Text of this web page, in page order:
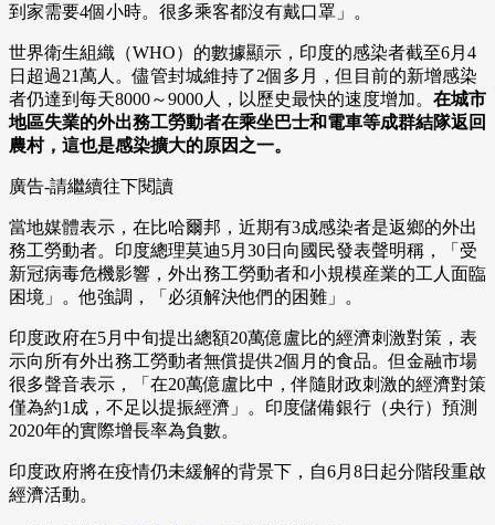
到家需要4個小時。很多乘客都沒有戴口罩」。
世界衛生組織（WHO）的數據顯示，印度的感染者截至6月4
日超過21萬人。儘管封城維持了2個多月，但目前的新增感染
者仍達到每天8000～9000人，以歷史最快的速度增加。 在城市
地區失業的外出務工勞動者在乘坐巴士和電車等成群結隊返回
農村，這也是感染擴大的原因之一。
廣告-請繼續往下閱讀
當地媒體表示，在比哈爾邦，近期有3成感染者是返鄉的外出
務工勞動者。印度總理莫迪5月30日向國民發表聲明稱，「受
新冠病毒危機影響，外出務工勞動者和小規模産業的工人面臨
困境」。他強調，「必須解決他們的困難」。
印度政府在5月中旬提出總額20萬億盧比的經濟刺激對策，表
示向所有外出務工勞動者無償提供2個月的食品。但金融市場
很多聲音表示，「在20萬億盧比中，伴隨財政刺激的經濟對策
僅為約1成，不足以提振經濟」。印度儲備銀行（央行）預測
2020年的實際增長率為負數。
印度政府將在疫情仍未緩解的背景下，自6月8日起分階段重啟
經濟活動。